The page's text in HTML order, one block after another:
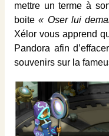
mettre un terme à
boite« Oser lui
Xélor vous apprend
Pandora afin
souvenirs sur la